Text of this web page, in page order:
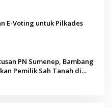
E-Voting untuk Pilkades
PN Sumenep, Bambang
Pemilik Sah Tanah di